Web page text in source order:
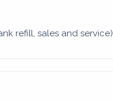
refill, sales and service)